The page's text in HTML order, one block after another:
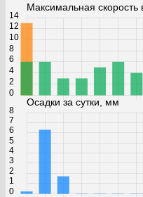
Максимальная
0
2
4
6
8
10
12
14
Осадки за сутки, мм
0
1
2
3
4
5
6
7
8